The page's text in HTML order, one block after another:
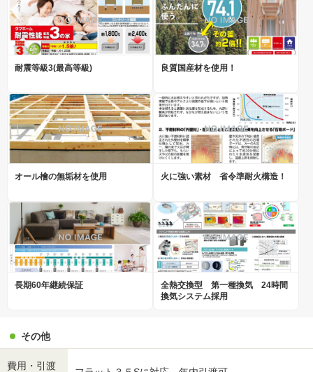
耐震等級3(最高等級) 良質国産材を使用！
オール檜の無垢材を使用 火に強い素材 省令準耐火構造！
長期60年継続保証
全熱交換型 第一種換気 24時間
換気システム採用
その他
費用・引渡